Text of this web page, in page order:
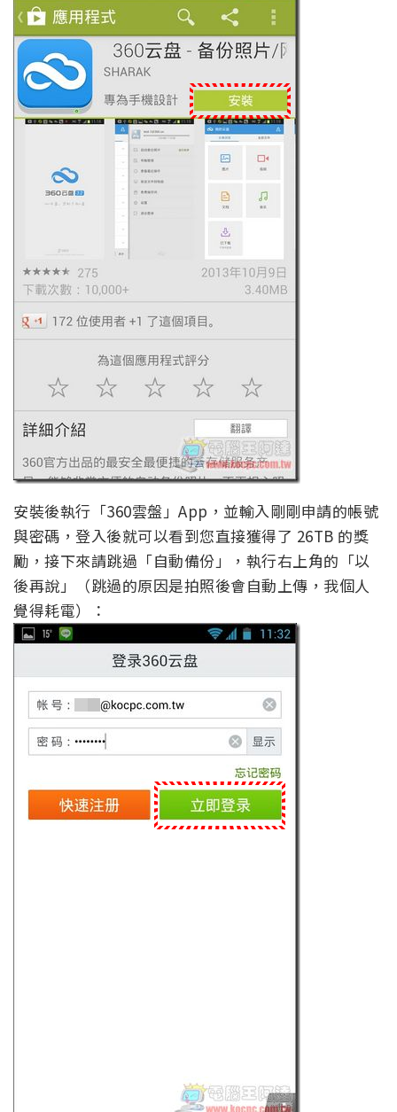
安裝後執行「360雲盤」App，並輸入剛剛申請的帳號
與密碼，登入後就可以看到您直接獲得了 26TB 的獎
勵，接下來請跳過「自動備份」，執行右上角的「以
後再說」（跳過的原因是拍照後會自動上傳，我個人
覺得耗電）：